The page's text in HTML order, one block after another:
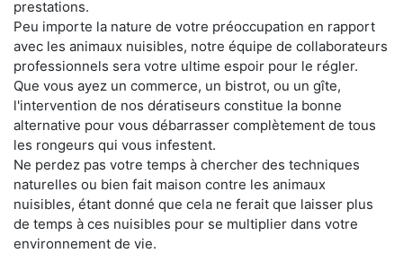
prestations.
Peu importe la nature de votre préoccupation en rapport
avec les animaux nuisibles, notre équipe de collaborateurs
professionnels sera votre ultime espoir pour le régler.
Que vous ayez un commerce, un bistrot, ou un gîte,
l'intervention de nos dératiseurs constitue la bonne
alternative pour vous débarrasser complètement de tous
les rongeurs qui vous infestent.
Ne perdez pas votre temps à chercher des techniques
naturelles ou bien fait maison contre les animaux
nuisibles, étant donné que cela ne ferait que laisser plus
de temps à ces nuisibles pour se multiplier dans votre
environnement de vie.